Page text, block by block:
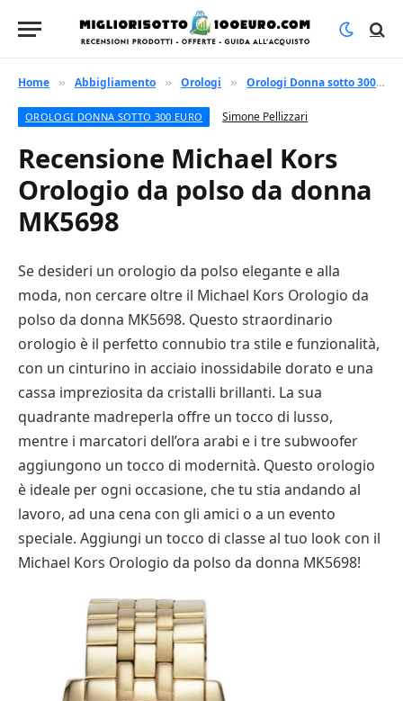
Home » Abbigliamento » Orologi » Orologi Donna sotto 300 euro
OROLOGI DONNA SOTTO 300 EURO Simone Pellizzari
Recensione Michael Kors
Orologio da polso da donna
MK5698
Se desideri un orologio da polso elegante e alla
moda, non cercare oltre il Michael Kors Orologio da
polso da donna MK5698. Questo straordinario
orologio è il perfetto connubio tra stile e funzionalità,
con un cinturino in acciaio inossidabile dorato e una
cassa impreziosita da cristalli brillanti. La sua
quadrante madreperla offre un tocco di lusso,
mentre i marcatori dell’ora arabi e i tre subwoofer
aggiungono un tocco di modernità. Questo orologio
è ideale per ogni occasione, che tu stia andando al
lavoro, ad una cena con gli amici o a un evento
speciale. Aggiungi un tocco di classe al tuo look con il
Michael Kors Orologio da polso da donna MK5698!